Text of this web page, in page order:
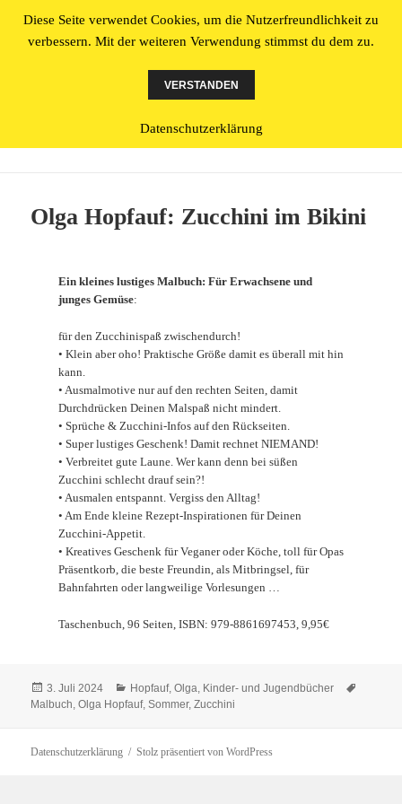
Literatur made in Osnabrück
Sommer
Olga Hopfauf: Zucchini im Bikini
Ein kleines lustiges Malbuch: Für Erwachsene und
junges Gemüse:
für den Zucchinispaß zwischendurch!
• Klein aber oho! Praktische Größe damit es überall mit hin
kann.
• Ausmalmotive nur auf den rechten Seiten, damit
Durchdrücken Deinen Malspaß nicht mindert.
• Sprüche & Zucchini-Infos auf den Rückseiten.
• Super lustiges Geschenk! Damit rechnet NIEMAND!
• Verbreitet gute Laune. Wer kann denn bei süßen
Zucchini schlecht drauf sein?!
• Ausmalen entspannt. Vergiss den Alltag!
• Am Ende kleine Rezept-Inspirationen für Deinen
Zucchini-Appetit.
• Kreatives Geschenk für Veganer oder Köche, toll für Opas
Präsentkorb, die beste Freundin, als Mitbringsel, für
Bahnfahrten oder langweilige Vorlesungen …
Taschenbuch, 96 Seiten, ISBN: 979-8861697453, 9,95€
Veröffentlicht
am
3. Juli 2024 Kategorien
Hopfauf, Olga Kinder- und Jugendbücher
Malbuch ,Olga Hopfauf,Sommer,Zucchini
Datenschutzerklärung Stolz präsentiert von WordPress
Diese Seite verwendet Cookies, um die Nutzerfreundlichkeit zu
verbessern. Mit der weiteren Verwendung stimmst du dem zu.
VERSTANDEN
Datenschutzerklärung